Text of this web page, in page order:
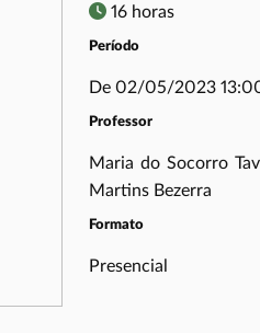
16 horas
Período
De 02/05/2023
Professor
Maria do Socorro
Martins Bezerra
Formato
Presencial